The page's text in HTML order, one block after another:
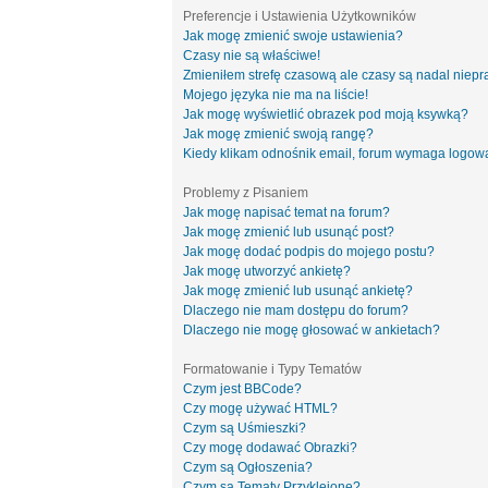
Preferencje i Ustawienia Użytkowników
Jak mogę zmienić swoje ustawienia?
Czasy nie są właściwe!
Zmieniłem strefę czasową ale czasy są nadal
Mojego języka nie ma na liście!
Jak mogę wyświetlić obrazek pod moją ksywką?
Jak mogę zmienić swoją rangę?
Kiedy klikam odnośnik email, forum wymaga
Problemy z Pisaniem
Jak mogę napisać temat na forum?
Jak mogę zmienić lub usunąć post?
Jak mogę dodać podpis do mojego postu?
Jak mogę utworzyć ankietę?
Jak mogę zmienić lub usunąć ankietę?
Dlaczego nie mam dostępu do forum?
Dlaczego nie mogę głosować w ankietach?
Formatowanie i Typy Tematów
Czym jest BBCode?
Czy mogę używać HTML?
Czym są Uśmieszki?
Czy mogę dodawać Obrazki?
Czym są Ogłoszenia?